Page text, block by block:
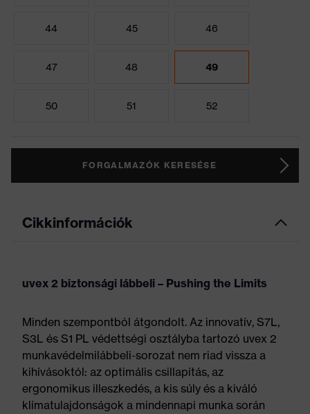
44 45 46
47 48 49
50 51 52
FORGALMAZÓK KERESÉSE
Cikkinformációk
uvex 2 biztonsági lábbeli – Pushing the Limits
Minden szempontból átgondolt. Az innovatív, S7L,
S3L és S1 PL védettségi osztályba tartozó uvex 2
munkavédelmilábbeli-sorozat nem riad vissza a
kihívásoktól: az optimális csillapítás, az
ergonomikus illeszkedés, a kis súly és a kiváló
klímatulajdonságok a mindennapi munka során